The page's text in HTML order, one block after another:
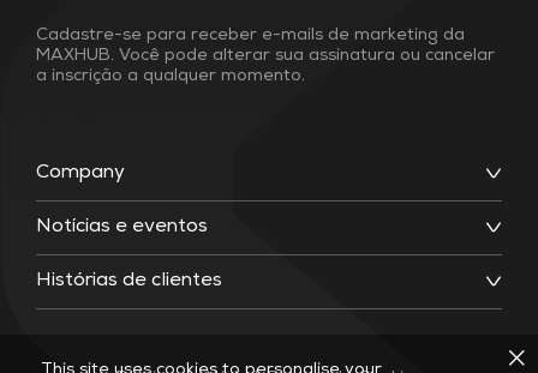
Company
Notícias e eventos
Histórias de clientes
Cadastre-se para receber e-mails de marketing da
MAXHUB. Você pode alterar sua assinatura ou cancelar
a inscrição a qualquer momento.